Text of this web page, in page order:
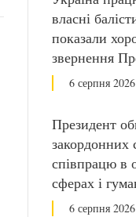
власні
показали
звернення
6 серпня
Президент
співпрацю в
сферах і
6 серпня